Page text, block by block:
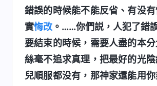
錯誤的時候能不能反省、有没
實悔改 。……你們説，人犯了錯
要結束的時候，需要人盡的本
絲毫不追求真理，把最好的光
兒順服都没有，那神家還能用